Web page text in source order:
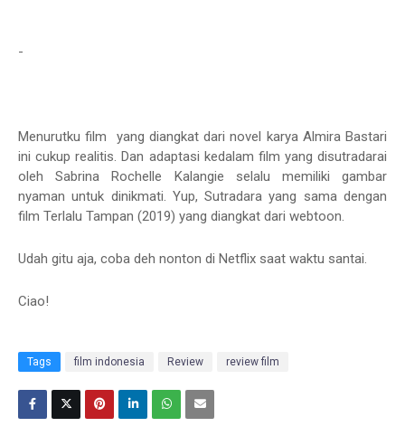
-
Menurutku film yang diangkat dari novel karya Almira Bastari
ini cukup realitis. Dan adaptasi kedalam film yang disutradarai
oleh Sabrina Rochelle Kalangie selalu memiliki gambar
nyaman untuk dinikmati. Yup, Sutradara yang sama dengan
film Terlalu Tampan (2019) yang diangkat dari webtoon.
Udah gitu aja, coba deh nonton di Netflix saat waktu santai.
Ciao!
Tags film indonesia Review review film